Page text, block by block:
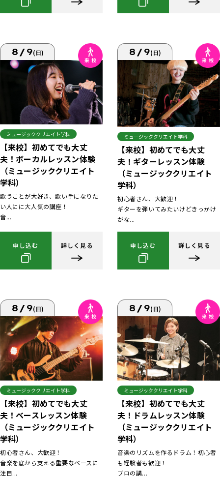
8/9(日)
ミュージッククリエイト学科
【来校】初めてでも大丈
夫！ボーカルレッスン体験
（ミュージッククリエイト
学科）
歌うことが大好き、歌い手になりた
い人にに大人気の講座！
音...
申し込む 詳しく見る
8/9(日)
ミュージッククリエイト学科
【来校】初めてでも大丈
夫！ギターレッスン体験
（ミュージッククリエイト
学科）
初心者さん、大歓迎！
ギターを弾いてみたいけどきっかけ
がな...
申し込む 詳しく見る
8/9(日)
ミュージッククリエイト学科
【来校】初めてでも大丈
夫！ベースレッスン体験
（ミュージッククリエイト
学科）
初心者さん、大歓迎！
音楽を底から支える重要なベースに
注目...
8/9(日)
ミュージッククリエイト学科
【来校】初めてでも大丈
夫！ドラムレッスン体験
（ミュージッククリエイト
学科）
音楽のリズムを作るドラム！初心者
も経験者も歓迎！
プロの講...